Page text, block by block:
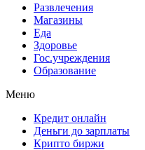
Развлечения
Магазины
Еда
Здоровье
Гос.учреждения
Образование
Меню
Кредит онлайн
Деньги до зарплаты
Крипто биржи